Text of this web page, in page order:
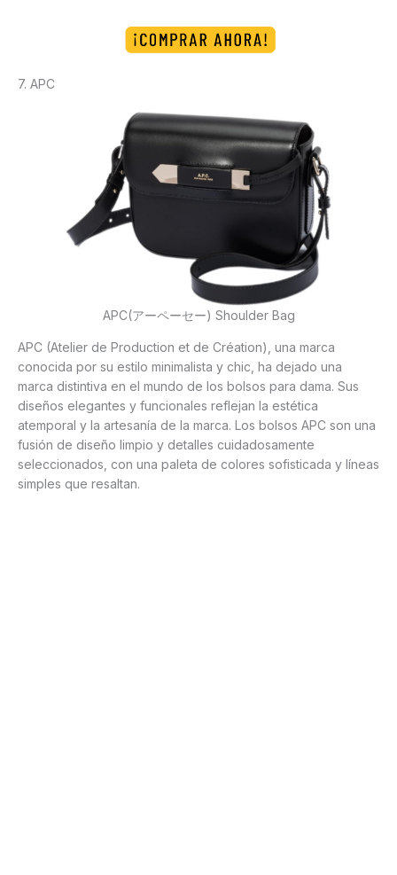
7. APC
APC(アーペーセー) Shoulder Bag
APC (Atelier de Production et de Création), una marca
conocida por su estilo minimalista y chic, ha dejado una
marca distintiva en el mundo de los bolsos para dama. Sus
diseños elegantes y funcionales reflejan la estética
atemporal y la artesanía de la marca. Los bolsos APC son una
fusión de diseño limpio y detalles cuidadosamente
seleccionados, con una paleta de colores sofisticada y líneas
simples que resaltan.